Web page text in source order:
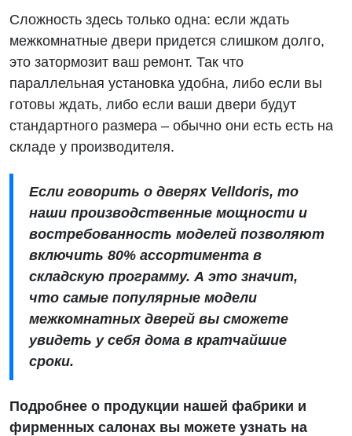
Сложность здесь только одна: если ждать
межкомнатные двери придется слишком долго,
это затормозит ваш ремонт. Так что
параллельная установка удобна, либо если вы
готовы ждать, либо если ваши двери будут
стандартного размера – обычно они есть есть на
складе у производителя.
Если говорить о дверях Velldoris, то
наши производственные мощности и
востребованность моделей позволяют
включить 80% ассортимента в
складскую программу. А это значит,
что самые популярные модели
межкомнатных дверей вы сможете
увидеть у себя дома в кратчайшие
сроки.
Подробнее о продукции нашей фабрики и
фирменных салонах вы можете узнать на